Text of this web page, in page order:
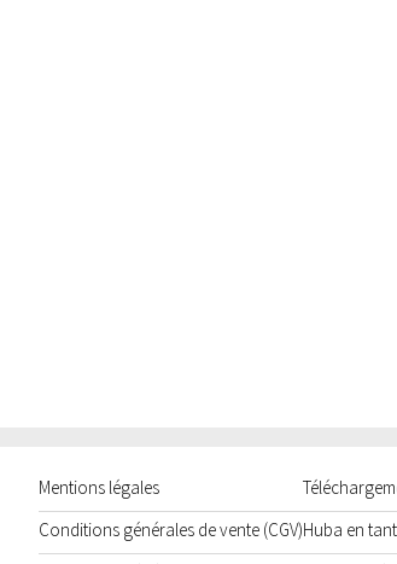
Mentions légales
Conditions générales de vente (CGV)Huba en